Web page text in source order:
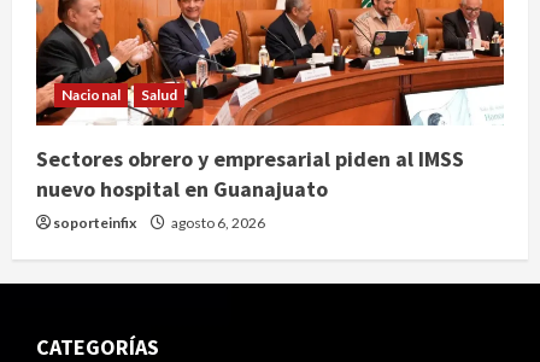
Nacional Salud
Sectores obrero y empresarial piden al IMSS
nuevo hospital en Guanajuato
soporteinfix agosto 6, 2026
CATEGORÍAS